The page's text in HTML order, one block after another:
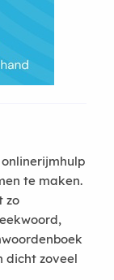
te maken.
zo
dicht zoveel